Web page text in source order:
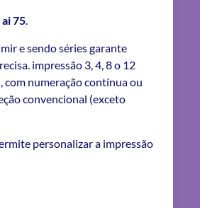
75.
e sendo séries garante
impressão 3, 4, 8 o 12
com numeração contínua ou
convencional (exceto
personalizar a impressão